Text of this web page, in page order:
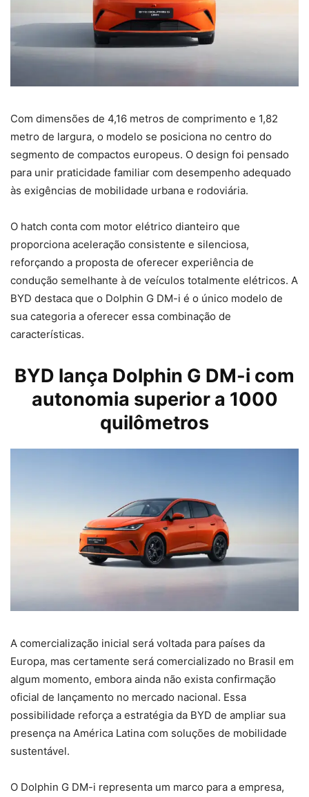
Com dimensões de 4,16 metros de comprimento e 1,82
metro de largura, o modelo se posiciona no centro do
segmento de compactos europeus. O design foi pensado
para unir praticidade familiar com desempenho adequado
às exigências de mobilidade urbana e rodoviária.
O hatch conta com motor elétrico dianteiro que
proporciona aceleração consistente e silenciosa,
reforçando a proposta de oferecer experiência de
condução semelhante à de veículos totalmente elétricos. A
BYD destaca que o Dolphin G DM-i é o único modelo de
sua categoria a oferecer essa combinação de
características.
BYD lança Dolphin G DM-i com
autonomia superior a 1000
quilômetros
A comercialização inicial será voltada para países da
Europa, mas certamente será comercializado no Brasil em
algum momento, embora ainda não exista confirmação
oficial de lançamento no mercado nacional. Essa
possibilidade reforça a estratégia da BYD de ampliar sua
presença na América Latina com soluções de mobilidade
sustentável.
O Dolphin G DM-i representa um marco para a empresa,